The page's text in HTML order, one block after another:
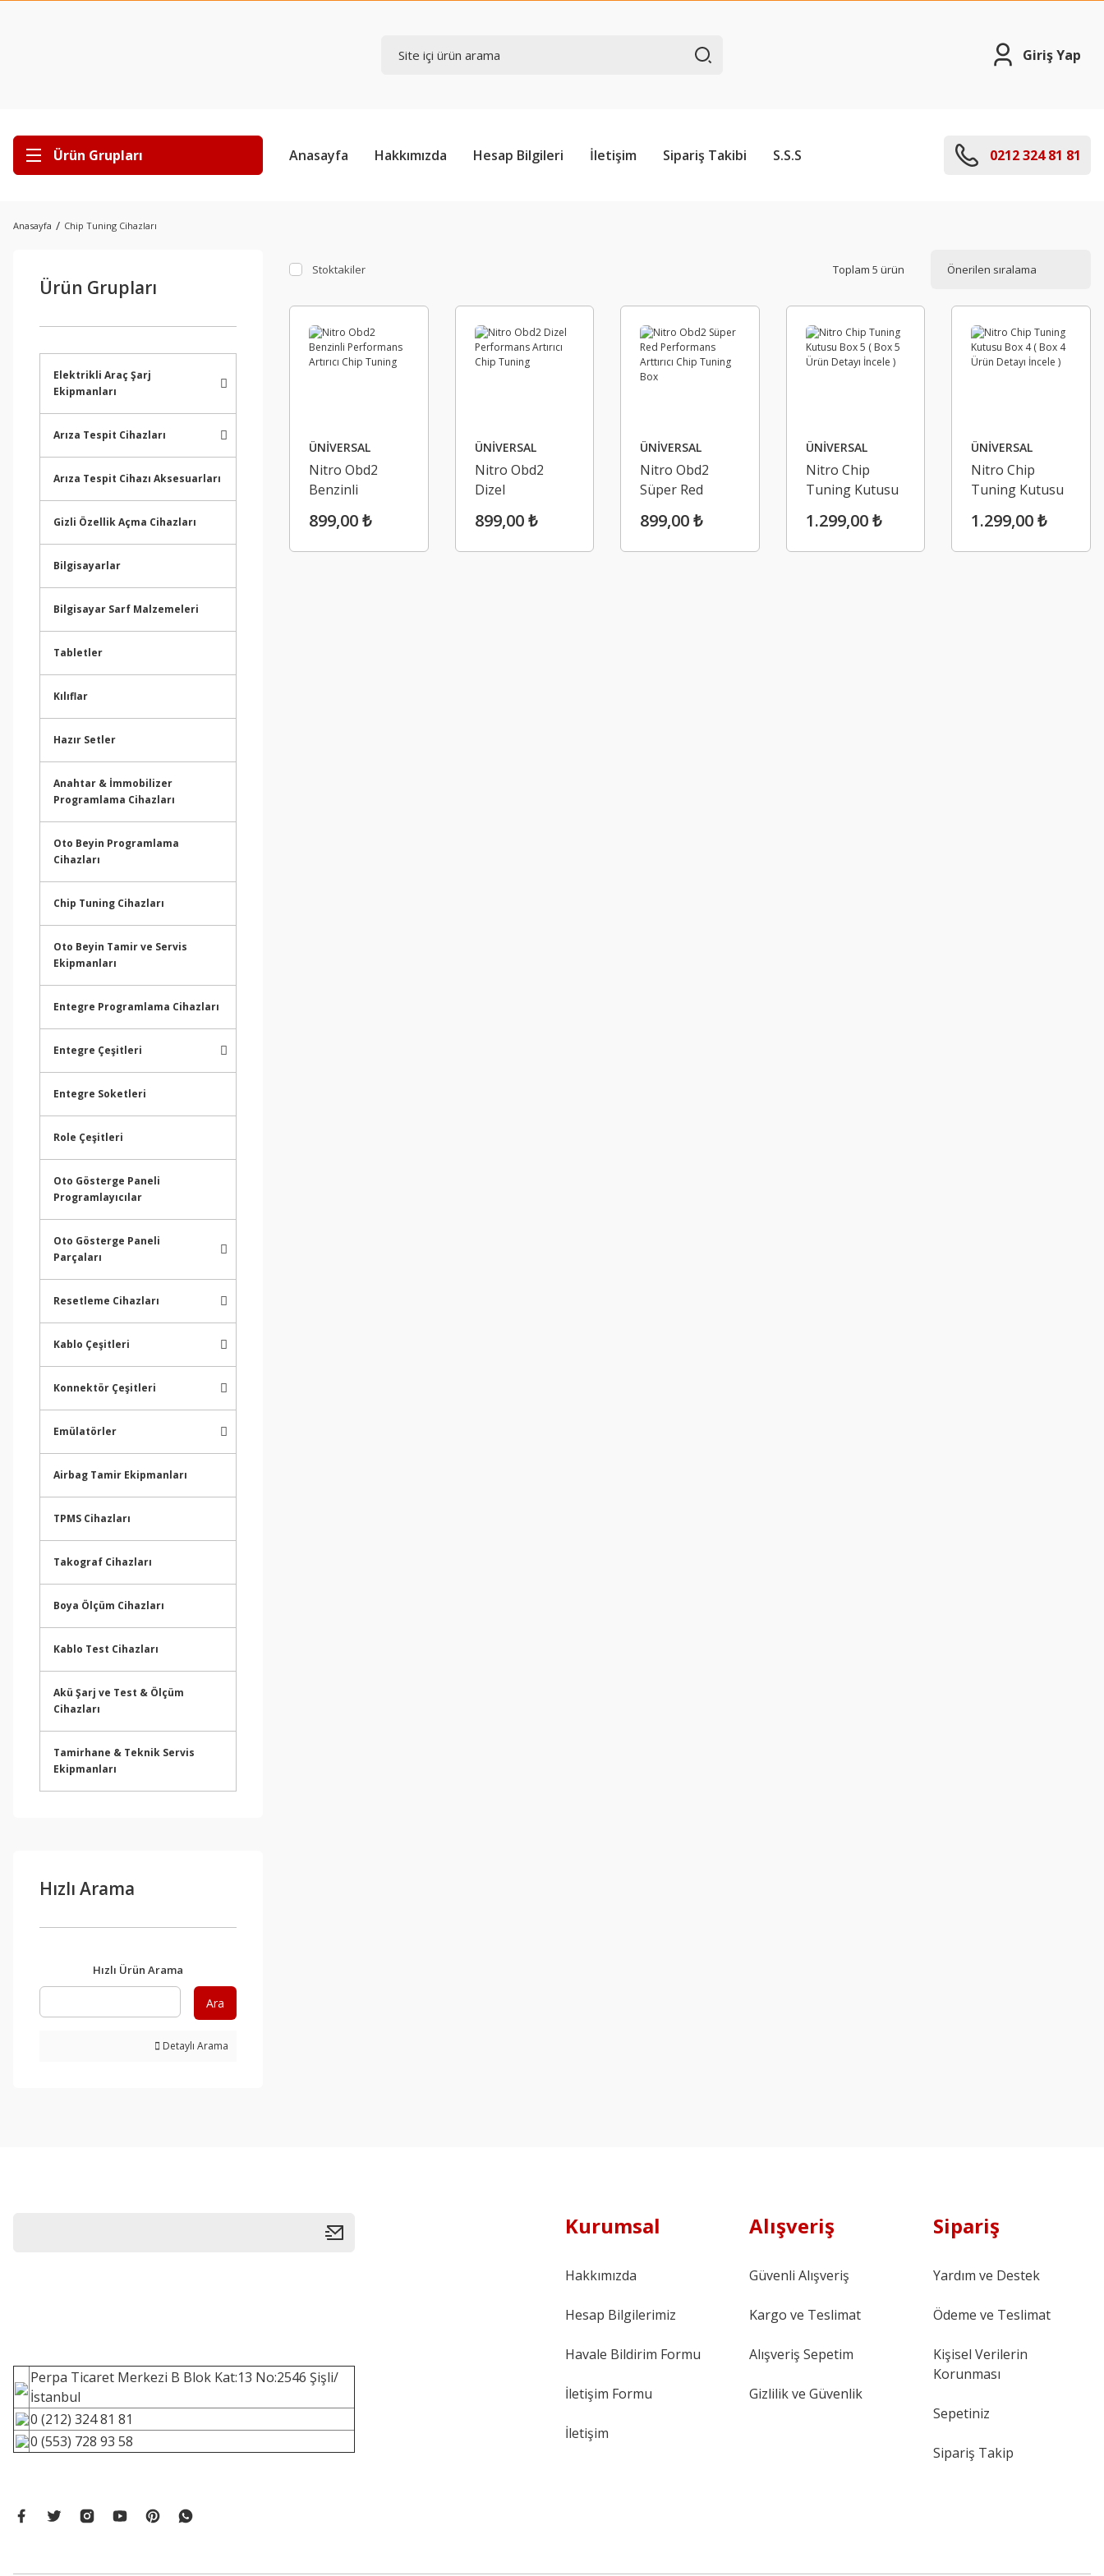
Giriş Yap
Ürün Grupları Anasayfa Hakkımızda Hesap Bilgileri İletişim Sipariş Takibi S.S.S 0212 324 81 81
Anasayfa Chip Tuning Cihazları
Ürün Grupları
Elektrikli Araç Şarj
Ekipmanları
Arıza Tespit Cihazları
Arıza Tespit Cihazı Aksesuarları
Gizli Özellik Açma Cihazları
Bilgisayarlar
Bilgisayar Sarf Malzemeleri
Tabletler
Kılıflar
Hazır Setler
Anahtar & İmmobilizer
Programlama Cihazları
Oto Beyin Programlama
Cihazları
Chip Tuning Cihazları
Oto Beyin Tamir ve Servis
Ekipmanları
Entegre Programlama Cihazları
Entegre Çeşitleri
Entegre Soketleri
Role Çeşitleri
Oto Gösterge Paneli
Programlayıcılar
Oto Gösterge Paneli
Parçaları
Resetleme Cihazları
Kablo Çeşitleri
Konnektör Çeşitleri
Emülatörler
Airbag Tamir Ekipmanları
TPMS Cihazları
Takograf Cihazları
Boya Ölçüm Cihazları
Kablo Test Cihazları
Akü Şarj ve Test & Ölçüm
Cihazları
Tamirhane & Teknik Servis
Ekipmanları
Hızlı Arama
Hızlı Ürün Arama
Ara
Detaylı Arama
Stoktakiler Toplam 5 ürün
ÜNİVERSAL
Nitro Obd2
Benzinli
Artırıcı Chip
Tuning
899,00 ₺
ÜNİVERSAL
Nitro Obd2
Dizel
Artırıcı Chip
Tuning
899,00 ₺
ÜNİVERSAL
Nitro Obd2
Süper Red
Arttırıcı Chip
Tuning Box
899,00 ₺
ÜNİVERSAL
Nitro Chip
Tuning Kutusu
Ürün Detayı
İncele )
1.299,00 ₺
ÜNİVERSAL
Nitro Chip
Tuning Kutusu
Ürün Detayı
İncele )
1.299,00 ₺
Perpa Ticaret Merkezi B Blok Kat:13 No:2546 Şişli/
İstanbul
0 (212) 324 81 81
0 (553) 728 93 58
Kurumsal
Hakkımızda
Hesap Bilgilerimiz
Havale Bildirim Formu
İletişim Formu
İletişim
Alışveriş
Güvenli Alışveriş
Kargo ve Teslimat
Alışveriş Sepetim
Gizlilik ve Güvenlik
Sipariş
Yardım ve Destek
Ödeme ve Teslimat
Kişisel Verilerin
Korunması
Sepetiniz
Sipariş Takip